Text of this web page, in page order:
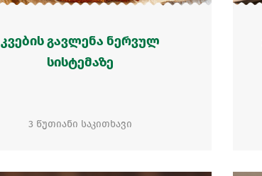
კვების გავლენა ნერვულ
სისტემაზე
3 წუთიანი საკითხავი